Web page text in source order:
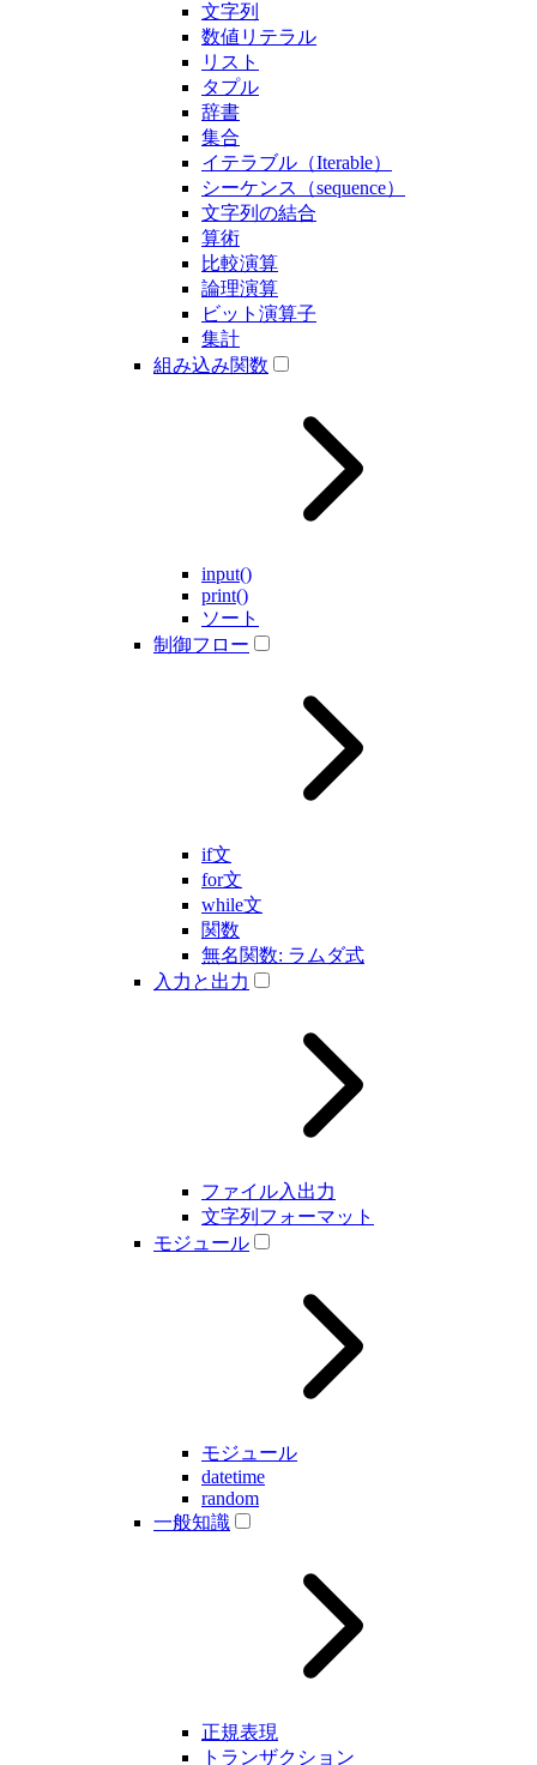
文字列
数値リテラル
リスト
タプル
辞書
集合
イテラブル（Iterable）
シーケンス（sequence）
文字列の結合
算術
比較演算
論理演算
ビット演算子
集計
組み込み関数
input()
print()
ソート
制御フロー
if文
for文
while文
関数
無名関数: ラムダ式
入力と出力
ファイル入出力
文字列フォーマット
モジュール
モジュール
datetime
random
一般知識
正規表現
トランザクション